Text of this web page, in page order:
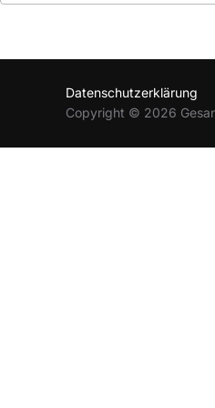
Datenschutzerklärung
Copyright © 2026